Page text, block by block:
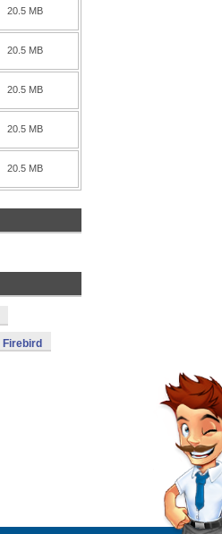
20.5 MB
20.5 MB
20.5 MB
20.5 MB
20.5 MB
Firebird